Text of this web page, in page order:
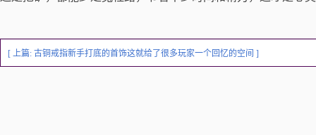
[ 上篇: 古铜戒指新手打底的首饰这就给了很多玩家一个回忆的空间 ]